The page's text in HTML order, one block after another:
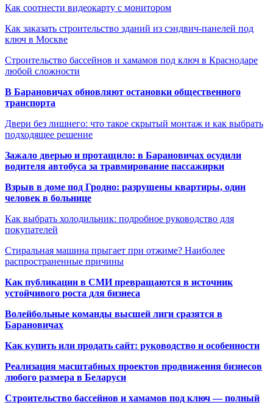
Как соотнести видеокарту с монитором
Как заказать строительство зданий из сэндвич-панелей под
ключ в Москве
Строительство бассейнов и хамамов под ключ в Краснодаре
любой сложности
В Барановичах обновляют остановки общественного
транспорта
Двери без лишнего: что такое скрытый монтаж и как выбрать
подходящее решение
Зажало дверью и протащило: в Барановичах осудили
водителя автобуса за травмирование пассажирки
Взрыв в доме под Гродно: разрушены квартиры, один
человек в больнице
Как выбрать холодильник: подробное руководство для
покупателей
Стиральная машина прыгает при отжиме? Наиболее
распространенные причины
Как публикации в СМИ превращаются в источник
устойчивого роста для бизнеса
Волейбольные команды высшей лиги сразятся в
Барановичах
Как купить или продать сайт: руководство и особенности
Реализация масштабных проектов продвижения бизнесов
любого размера в Беларуси
Строительство бассейнов и хамамов под ключ — полный